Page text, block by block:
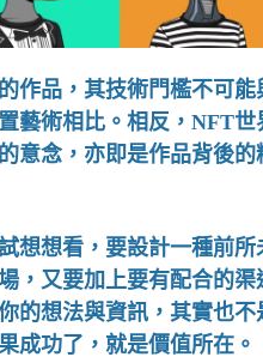
作品，其技術門檻不可能
藝術相比。相反，NFT世
意念，亦即是作品背後的
想想看，要設計一種前所
，又要加上要有配合的渠
的想法與資訊，其實也不
成功了，就是價值所在。